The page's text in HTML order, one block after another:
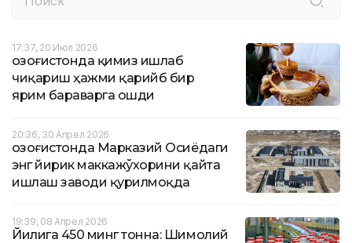
17:37, 20 Июл 2026
Қозоғистонда қимиз ишлаб
чиқариш ҳажми қарийб бир
ярим бараварга ошди
20:36, 30 Апрел 2026
Қозоғистонда Марказий Осиёдаги
энг йирик маккажўхорини қайта
ишлаш заводи қурилмоқда
19:39, 08 Апрел 2026
Йилига 450 минг тонна: Шимолий